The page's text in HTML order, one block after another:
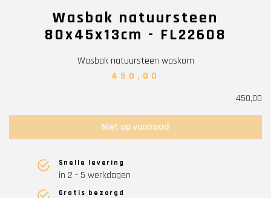
Wasbak natuursteen
80x45x13cm - FL22608
Wasbak natuursteen waskom
450,00
450,00
Niet op voorraad
Snelle levering
in 2 - 5 werkdagen
Gratis bezorgd